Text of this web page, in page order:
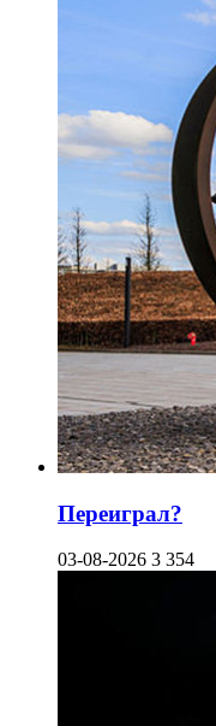
Переиграл?
03-08-2026 3 354